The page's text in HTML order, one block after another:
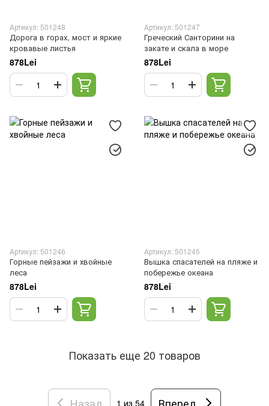
Артикул: 501248
Дорога в горах, мост и яркие
кровавые листья
878Lei
Артикул: 501247
Греческий Санторини на
закате и скала в море
878Lei
Артикул: 501246
Горные пейзажи и хвойные
леса
878Lei
Артикул: 501245
Вышка спасателей на пляже и
побережье океана
878Lei
Показать еще 20 товаров
Назад 1 из 54 Вперед